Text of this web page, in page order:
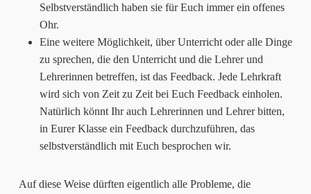
Selbstverständlich haben sie für Euch immer ein offenes
Ohr.
Eine weitere Möglichkeit, über Unterricht oder alle Dinge
zu sprechen, die den Unterricht und die Lehrer und
Lehrerinnen betreffen, ist das Feedback. Jede Lehrkraft
wird sich von Zeit zu Zeit bei Euch Feedback einholen.
Natürlich könnt Ihr auch Lehrerinnen und Lehrer bitten,
in Eurer Klasse ein Feedback durchzuführen, das
selbstverständlich mit Euch besprochen wir.
Auf diese Weise dürften eigentlich alle Probleme, die